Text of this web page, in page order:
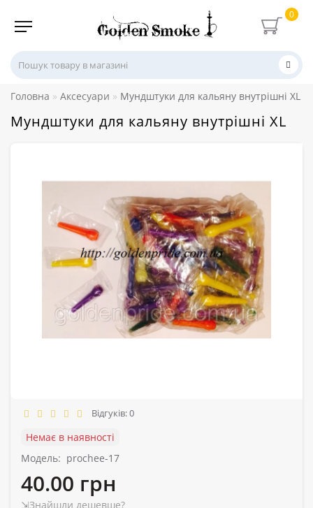
0
Головна Аксесуари Мундштуки для кальяну внутрішні XL
Мундштуки для кальяну внутрішні XL
Відгуків: 0
Немає в наявності
Модель: prochee-17
40.00 грн
⇲Знайшли дешевше?